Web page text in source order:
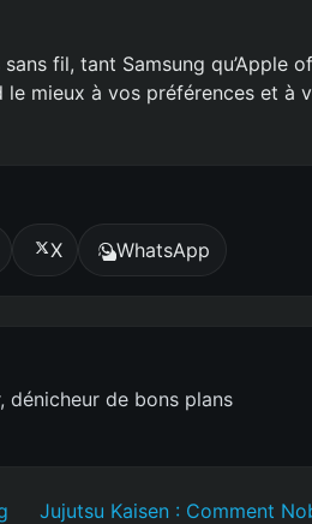
fil, tant Samsung qu’Apple
mieux à vos préférences et à
X WhatsApp
dénicheur de bons plans
Jujutsu Kaisen : Comment